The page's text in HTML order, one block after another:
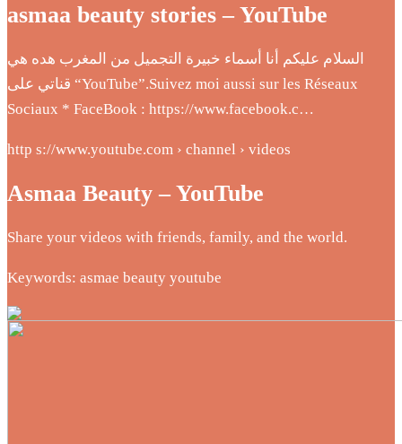
asmaa beauty stories – YouTube
السلام عليكم أنا أسماء خبيرة التجميل من المغرب هده هي
قناتي على “YouTube”.Suivez moi aussi sur les Réseaux
Sociaux * FaceBook : https://www.facebook.c…
http s://www.youtube.com › channel › videos
Asmaa Beauty – YouTube
Share your videos with friends, family, and the world.
Keywords: asmae beauty youtube